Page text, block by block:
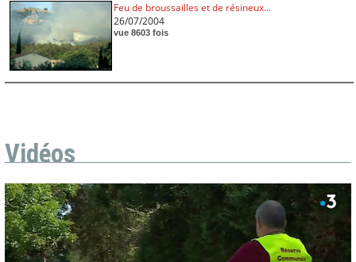
Feu de broussailles et de résineux...
26/07/2004
vue 8603 fois
Vidéos